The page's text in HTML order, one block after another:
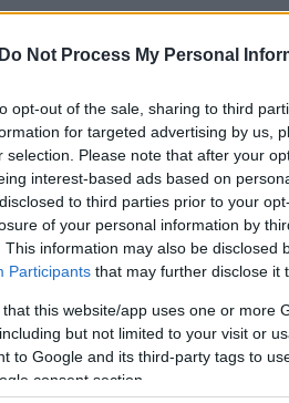
Not Process My Personal
opt-out of the sale, sharing to third
for targeted advertising by us,
selection. Please note that after your
interest-based ads based on
to third parties prior to your
of your personal information by
This information may also be disclosed
Participants that may further disclose it
this website/app uses one or more
but not limited to your visit or
to Google and its third-party tags to
consent section.
την ενόχληση και τη
εξελέγει στις εκλογές, η
του Αμερικανού Προέδρου,
ότι «έσωσε» τη
που είχαν επιβληθεί
αντιδράσεις. Ανάμεσα
ήταν η Μαντόνα.